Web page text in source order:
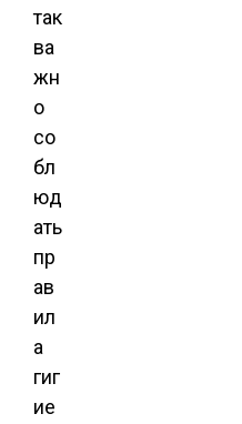
так
ва
жн
о
со
бл
юд
ать
пр
ав
ил
а
гиг
ие